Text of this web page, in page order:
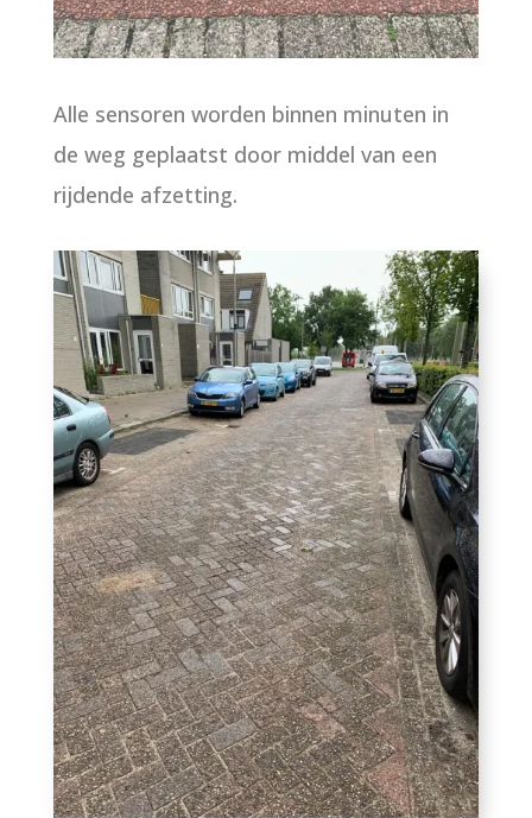
Alle sensoren worden binnen minuten in
de weg geplaatst door middel van een
rijdende afzetting.